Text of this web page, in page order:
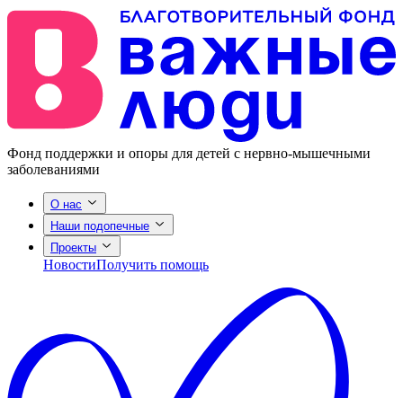
Фонд поддержки и опоры для детей с нервно-мышечными
заболеваниями
О нас
Наши подопечные
Проекты
НовостиПолучить помощь